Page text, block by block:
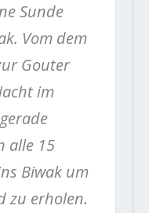
Sunde
Vom dem
Gouter
im
alle 15
Biwak um
zu erholen.